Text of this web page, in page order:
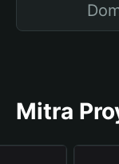
Mitra